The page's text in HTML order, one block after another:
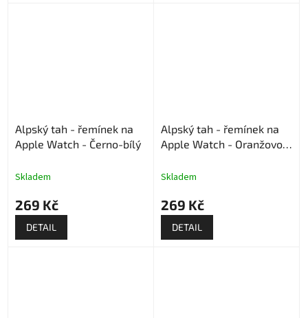
Alpský tah - řemínek na
Apple Watch - Černo-bílý
Skladem
269 Kč
DETAIL
Alpský tah - řemínek na
Apple Watch - Oranžovo-
Skladem
269 Kč
DETAIL